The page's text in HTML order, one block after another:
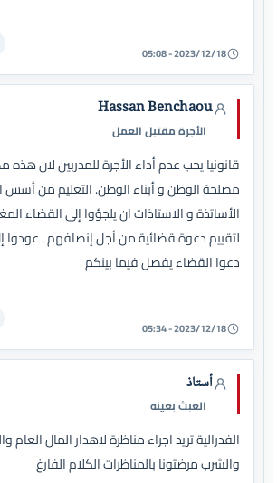
2023/12/18 - 05:08
Hassan Benchaou
الأجرة مقتبل العمل
قانونيا يجب عدم أداء الأجرة للمدربين لان
مصلحة الوطن و أبناء الوطن. التعليم من أسس
الأساتذة و الاستاذات ان يلجؤوا إلى القضاء
لتقييم دعوة قضائية من أجل إنصافهم . عودوا
دعوا القضاء يفصل فيما بينكم
2023/12/18 - 05:34
أستاذ
العبث بعينه
الفدرالية تريد اجراء مناظرة لاهدار المال العام
والشرب مرضتونا بالمناظرات الكلام الفارغ